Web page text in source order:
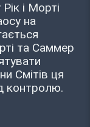
і Морті
на
та Саммер
Смітів ця
контролю.